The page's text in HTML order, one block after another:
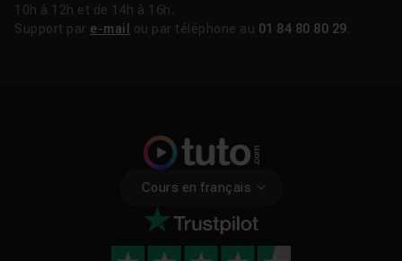
10h à 12h et de 14h à 16h.
Support par e-mail ou par téléphone au 01 84 80 80 29
Cours en français